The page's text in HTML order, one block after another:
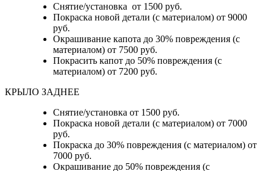
Снятие/установка от 1500 руб.
Покраска новой детали (с материалом) от 9000
руб.
Окрашивание капота до 30% повреждения (с
материалом) от 7500 руб.
Покрасить капот до 50% повреждения (с
материалом) от 7200 руб.
КРЫЛО ЗАДНЕЕ
Снятие/установка от 1500 руб.
Покраска новой детали (с материалом) от 7000
руб.
Покраска до 30% повреждения (с материалом) от
7000 руб.
Окрашивание до 50% повреждения (с